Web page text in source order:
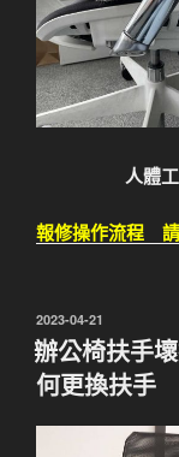
人體
報修操作流程
發
佈
於
2023-04-21
辦公椅扶手
何更換扶手